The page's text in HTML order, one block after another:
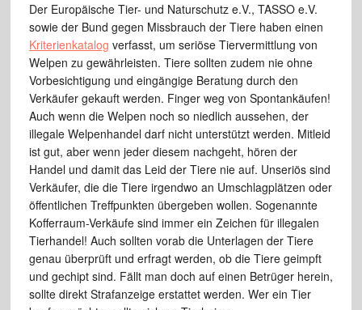
Der Europäische Tier- und Naturschutz e.V., TASSO e.V.
sowie der Bund gegen Missbrauch der Tiere haben einen
Kriterienkatalog verfasst, um seriöse Tiervermittlung von
Welpen zu gewährleisten. Tiere sollten zudem nie ohne
Vorbesichtigung und eingängige Beratung durch den
Verkäufer gekauft werden. Finger weg von Spontankäufen!
Auch wenn die Welpen noch so niedlich aussehen, der
illegale Welpenhandel darf nicht unterstützt werden. Mitleid
ist gut, aber wenn jeder diesem nachgeht, hören der
Handel und damit das Leid der Tiere nie auf. Unseriös sind
Verkäufer, die die Tiere irgendwo an Umschlagplätzen oder
öffentlichen Treffpunkten übergeben wollen. Sogenannte
Kofferraum-Verkäufe sind immer ein Zeichen für illegalen
Tierhandel! Auch sollten vorab die Unterlagen der Tiere
genau überprüft und erfragt werden, ob die Tiere geimpft
und gechipt sind. Fällt man doch auf einen Betrüger herein,
sollte direkt Strafanzeige erstattet werden. Wer ein Tier